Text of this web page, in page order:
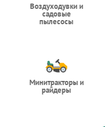
Воздуходувки и
садовые
пылесосы
Минитракторы и
райдеры